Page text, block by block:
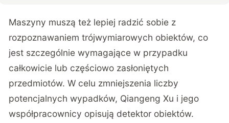
Maszyny muszą też lepiej radzić sobie z
rozpoznawaniem trójwymiarowych obiektów, co
jest szczególnie wymagające w przypadku
całkowicie lub częściowo zasłoniętych
przedmiotów. W celu zmniejszenia liczby
potencjalnych wypadków, Qiangeng Xu i jego
współpracownicy opisują detektor obiektów.